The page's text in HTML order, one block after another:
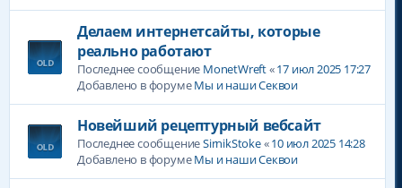
Делаем интернетсайты, которые
реально работают
Последнее сообщение MonetWreft«17 июл 2025 17:27
Добавлено в форумеМы и наши Секвои
Новейший рецептурный вебсайт
Последнее сообщениеSirnikStoke«10 июл 2025 14:28
Добавлено в форумеМы и наши Секвои